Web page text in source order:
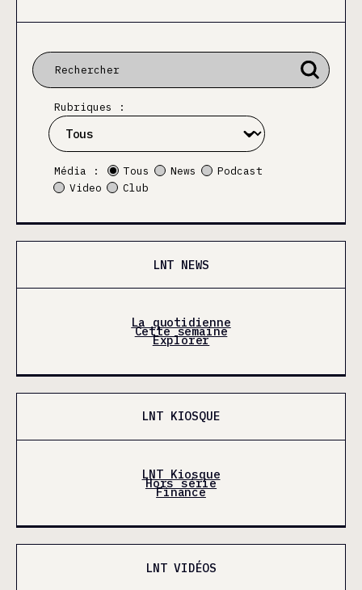
Rubriques :
Média : Tous News
Podcast
Video
Club
LNT NEWS
La quotidienne
Cette semaine
Explorer
LNT KIOSQUE
LNT Kiosque
Hors série
Finance
LNT VIDÉOS